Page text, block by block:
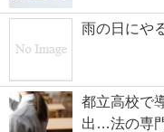
雨の日にや
都立高校で
出…法の専